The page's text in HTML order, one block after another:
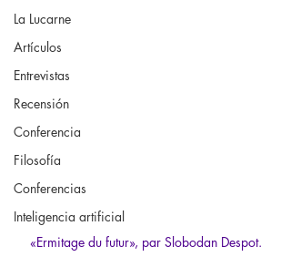
La Lucarne
Artículos
Entrevistas
Recensión
Conferencia
Filosofía
Conferencias
Inteligencia artificial
«Ermitage du futur», par Slobodan Despot.